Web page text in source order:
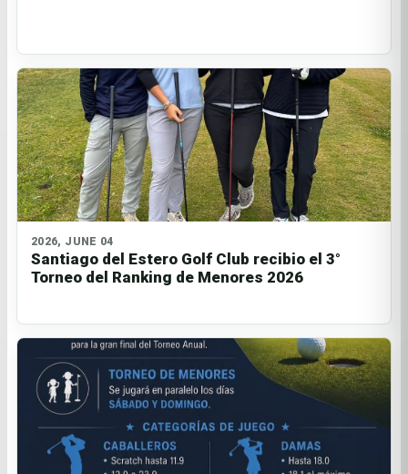
2026, JUNE 04
Santiago del Estero Golf Club recibio el 3°
Torneo del Ranking de Menores 2026